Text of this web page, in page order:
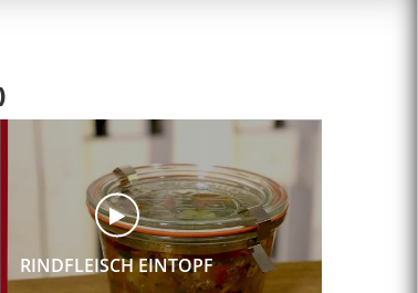
RINDFLEISCH EINTOPF